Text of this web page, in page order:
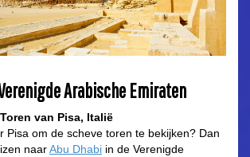
Arabische Emiraten
Toren van Pisa, Italië
Pisa om de scheve toren te bekijken? Dan
naarAbu Dhabi in de Verenigde